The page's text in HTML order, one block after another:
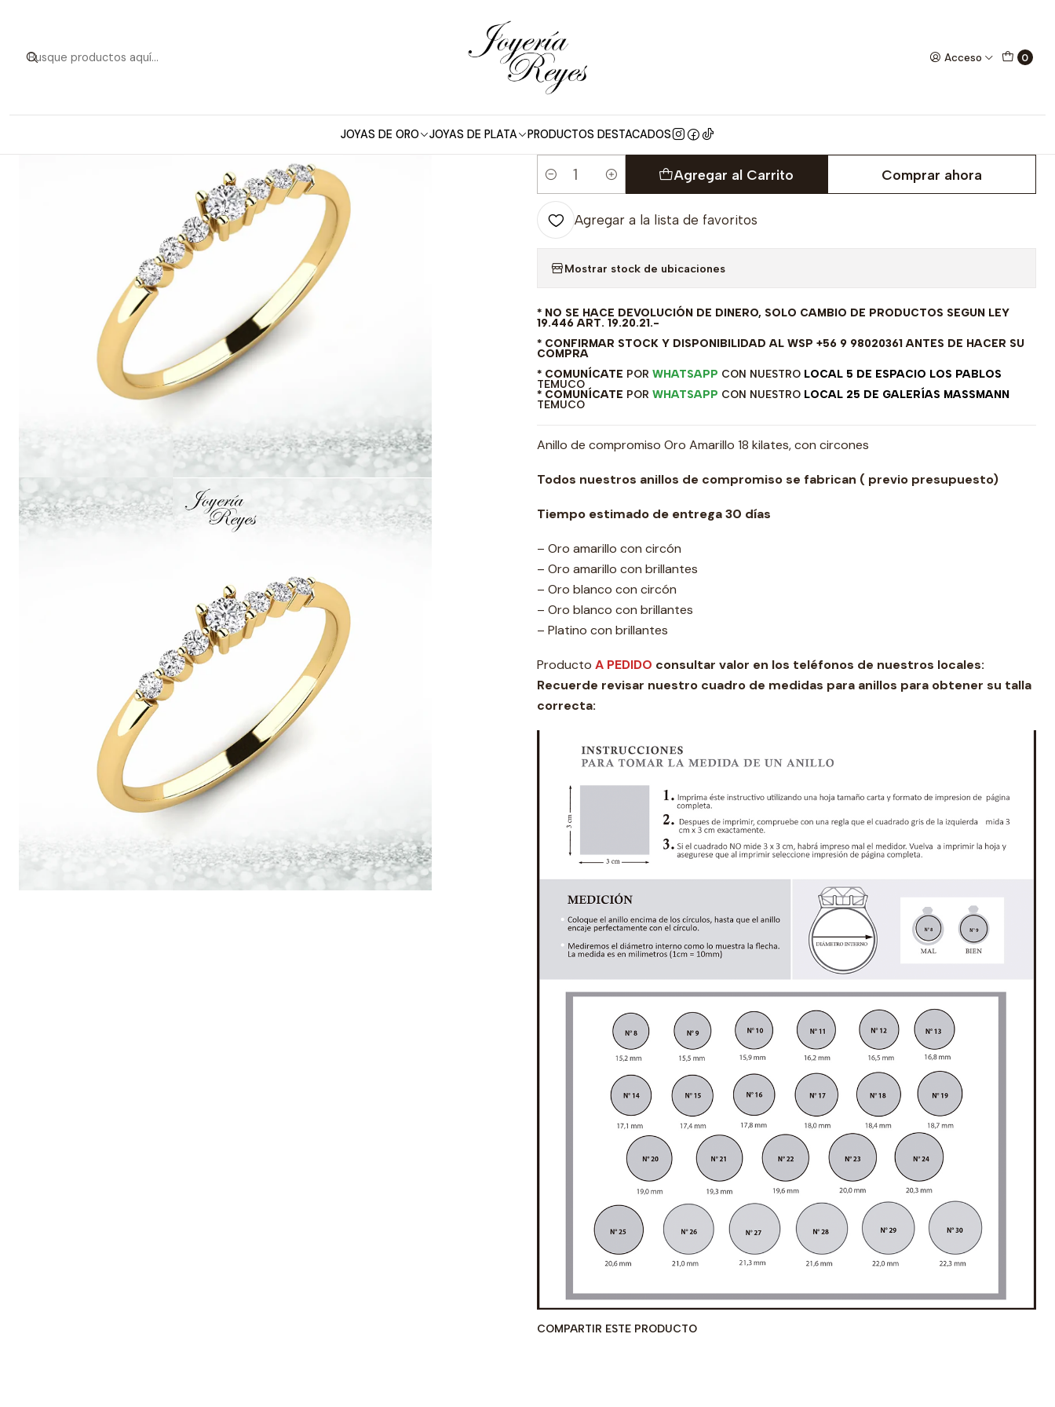
Acceso 0
JOYAS DE ORO JOYAS DE PLATA PRODUCTOS DESTACADOS
|
Anillo de compromiso Oro Amarillo 18
kilates, con circón - SE ENVIAN A
FABRICAR PREVIO PRESUPUESTO
Cantidad
Agregar al Carrito Comprar ahora
Agregar a la lista de favoritos
Mostrar stock de ubicaciones
* NO SE HACE DEVOLUCIÓN DE DINERO, SOLO CAMBIO DE PRODUCTOS SEGUN LEY
19.446 ART. 19.20.21.-
* CONFIRMAR STOCK Y DISPONIBILIDAD AL WSP +56 9 98020361 ANTES DE HACER SU
COMPRA
* COMUNÍCATE POR WHATSAPP CON NUESTRO LOCAL 5 DE ESPACIO LOS PABLOS
TEMUCO
* COMUNÍCATE POR WHATSAPP CON NUESTRO LOCAL 25 DE GALERÍAS MASSMANN
TEMUCO
Anillo de compromiso Oro Amarillo 18 kilates, con circones
Todos nuestros anillos de compromiso se fabrican ( previo presupuesto)
Tiempo estimado de entrega 30 días
– Oro amarillo con circón
– Oro amarillo con brillantes
– Oro blanco con circón
– Oro blanco con brillantes
– Platino con brillantes
Producto A PEDIDO consultar valor en los teléfonos de nuestros locales:
Recuerde revisar nuestro cuadro de medidas para anillos para obtener su talla
correcta:
COMPARTIR ESTE PRODUCTO